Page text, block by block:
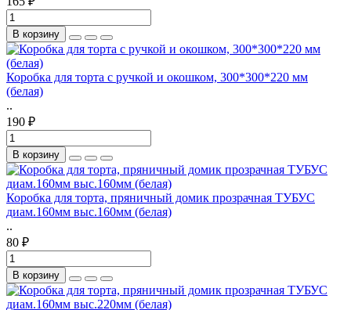
В корзину
Коробка для торта с ручкой и окошком, 300*300*220 мм
(белая)
..
190 ₽
В корзину
Коробка для торта, пряничный домик прозрачная ТУБУС
диам.160мм выс.160мм (белая)
..
80 ₽
В корзину